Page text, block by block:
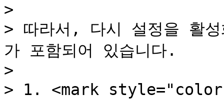
>
> 따라서, 다시 설정을 활
가 포함되어 있습니다.
>
> 1. <mark